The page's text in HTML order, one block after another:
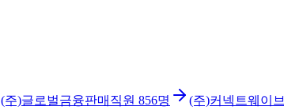
(주)글로벌금융판매 직원 856명 (주)커넥트웨이브